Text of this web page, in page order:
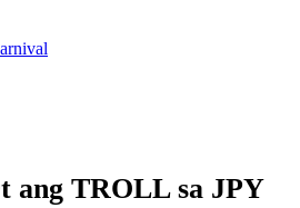
ang TROLL sa JPY